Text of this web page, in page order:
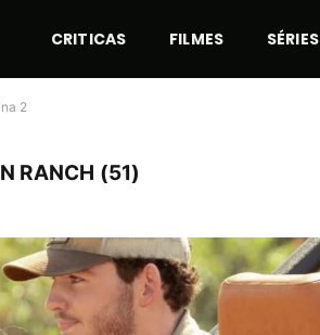
CRITICAS FILMES SÉRIES
2
RANCH (51)